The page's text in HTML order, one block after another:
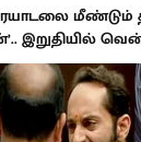
மீண்டும்
இறுதியில்